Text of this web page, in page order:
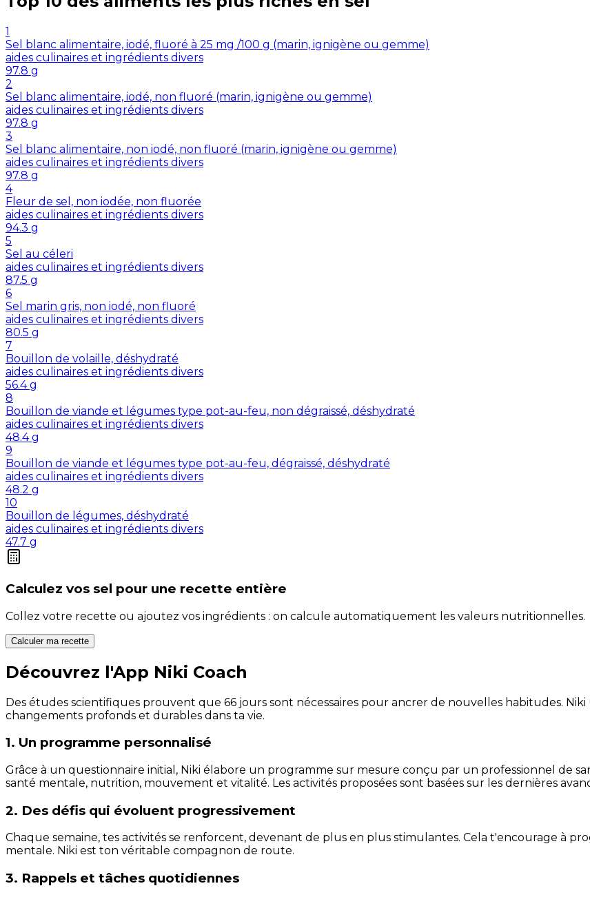
1
Sel blanc alimentaire, iodé, fluoré à 25 mg /100 g (marin, ignigène ou gemme)
aides culinaires et ingrédients divers
97.8 g
2
Sel blanc alimentaire, iodé, non fluoré (marin, ignigène ou gemme)
aides culinaires et ingrédients divers
97.8 g
3
Sel blanc alimentaire, non iodé, non fluoré (marin, ignigène ou gemme)
aides culinaires et ingrédients divers
97.8 g
4
Fleur de sel, non iodée, non fluorée
aides culinaires et ingrédients divers
94.3 g
5
Sel au céleri
aides culinaires et ingrédients divers
87.5 g
6
Sel marin gris, non iodé, non fluoré
aides culinaires et ingrédients divers
80.5 g
7
Bouillon de volaille, déshydraté
aides culinaires et ingrédients divers
56.4 g
8
Bouillon de viande et légumes type pot-au-feu, non dégraissé, déshydraté
aides culinaires et ingrédients divers
48.4 g
9
Bouillon de viande et légumes type pot-au-feu, dégraissé, déshydraté
aides culinaires et ingrédients divers
48.2 g
10
Bouillon de légumes, déshydraté
aides culinaires et ingrédients divers
47.7 g
Calculez vos sel pour une recette entière
Collez votre recette ou ajoutez vos ingrédients : on calcule automatiquement les valeurs nutritionnelles.
Calculer ma recette
Découvrez l'App Niki Coach
Des études scientifiques prouvent que 66 jours sont nécessaires pour ancrer de nouvelles habitudes.
changements profonds et durables dans ta vie.
1. Un programme personnalisé
Grâce à un questionnaire initial, Niki élabore un programme sur mesure conçu par un professionnel de
santé mentale, nutrition, mouvement et vitalité. Les activités proposées sont basées sur les dernières
2. Des défis qui évoluent progressivement
Chaque semaine, tes activités se renforcent, devenant de plus en plus stimulantes. Cela t'encourage à
mentale. Niki est ton véritable compagnon de route.
3. Rappels et tâches quotidiennes